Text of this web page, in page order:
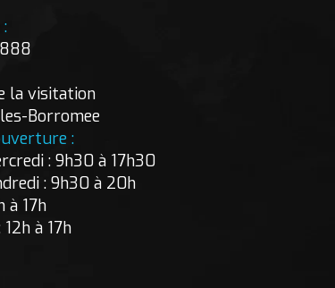
la visitation
Borromee
:
: 9h30 à 17h30
: 9h30 à 20h
à 17h
à 17h